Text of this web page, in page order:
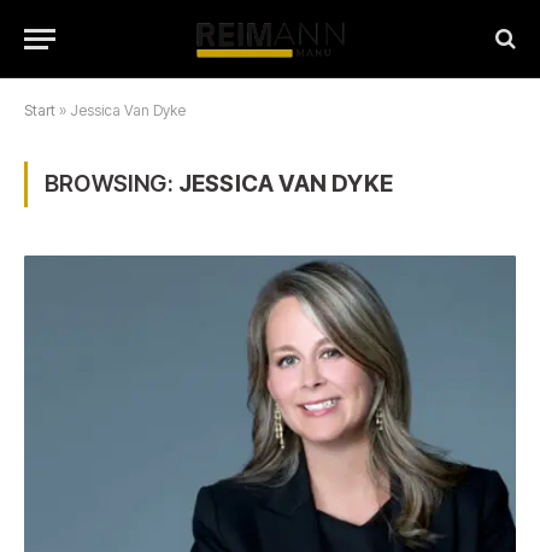
Start » Jessica Van Dyke
BROWSING: JESSICA VAN DYKE